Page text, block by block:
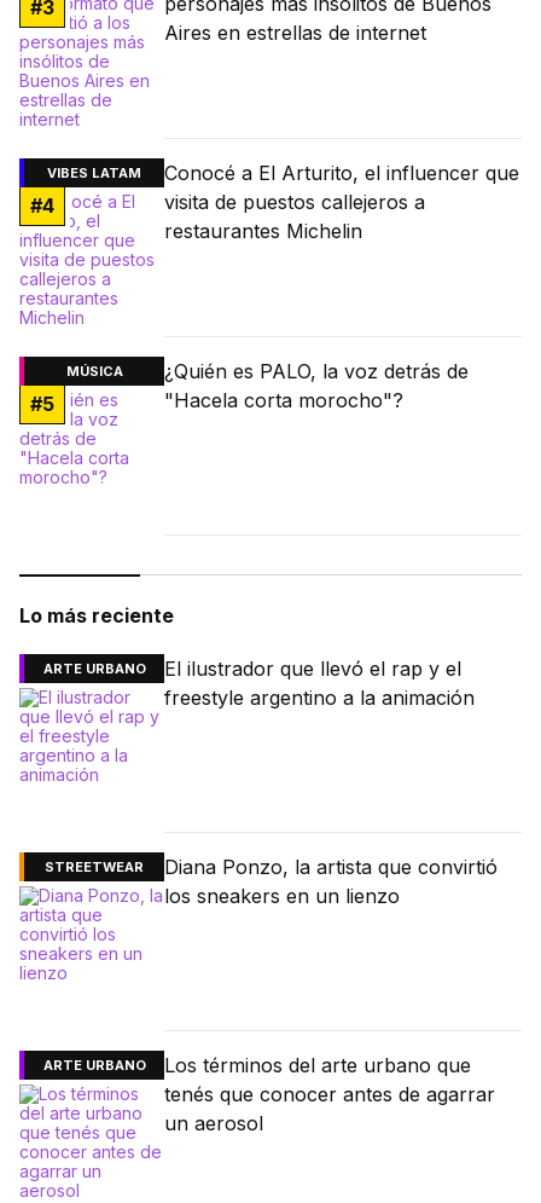
#3
Aires en estrellas de internet
VIBES LATAM
#4
Conocé a El Arturito, el influencer que
visita de puestos callejeros a
restaurantes Michelin
MÚSICA
#5
¿Quién es PALO, la voz detrás de
"Hacela corta morocho"?
Lo más reciente
ARTE URBANO
El ilustrador que llevó el rap y el
freestyle argentino a la animación
STREETWEAR
Diana Ponzo, la artista que convirtió
los sneakers en un lienzo
ARTE URBANO
Los términos del arte urbano que
tenés que conocer antes de agarrar
un aerosol